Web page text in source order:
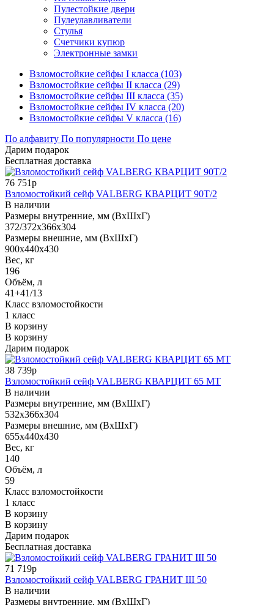
Пулестойкие двери
Пулеулавливатели
Стулья
Счетчики купюр
Электронные замки
Взломостойкие сейфы I класса (103)
Взломостойкие сейфы II класса (29)
Взломостойкие сейфы III класса (35)
Взломостойкие сейфы IV класса (20)
Взломостойкие сейфы V класса (16)
По алфавиту По популярности По цене
Дарим подарок
Бесплатная доставка
76 751р
Взломостойкий сейф VALBERG КВАРЦИТ 90Т/2
В наличии
Размеры внутренние, мм (ВхШхГ)
372/372x366x304
Размеры внешние, мм (ВхШхГ)
900x440x430
Вес, кг
196
Объём, л
41+41/13
Класс взломостойкости
1 класс
В корзину
В корзину
Дарим подарок
38 739р
Взломостойкий сейф VALBERG КВАРЦИТ 65 МТ
В наличии
Размеры внутренние, мм (ВхШхГ)
532x366x304
Размеры внешние, мм (ВхШхГ)
655x440x430
Вес, кг
140
Объём, л
59
Класс взломостойкости
1 класс
В корзину
В корзину
Дарим подарок
Бесплатная доставка
71 719р
Взломостойкий сейф VALBERG ГРАНИТ III 50
В наличии
Размеры внутренние, мм (ВхШхГ)